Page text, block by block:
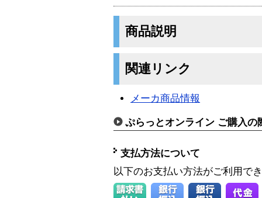
商品説明
関連リンク
メーカ商品情報
ぷらっとオンライン ご購入の
支払方法について
以下のお支払い方法がご利用で